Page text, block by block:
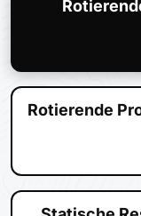
Rotierende